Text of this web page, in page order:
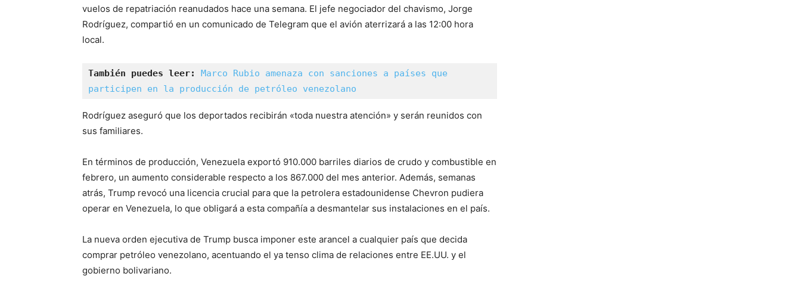
vuelos de repatriación reanudados hace una semana. El jefe negociador del chavismo, Jorge
Rodríguez, compartió en un comunicado de Telegram que el avión aterrizará a las 12:00 hora
local.
También puedes leer:
Marco Rubio amenaza con sanciones a países que
participen en la producción de petróleo venezolano
Rodríguez aseguró que los deportados recibirán «toda nuestra atención» y serán reunidos con
sus familiares.
En términos de producción, Venezuela exportó 910.000 barriles diarios de crudo y combustible en
febrero, un aumento considerable respecto a los 867.000 del mes anterior. Además, semanas
atrás, Trump revocó una licencia crucial para que la petrolera estadounidense Chevron pudiera
operar en Venezuela, lo que obligará a esta compañía a desmantelar sus instalaciones en el país.
La nueva orden ejecutiva de Trump busca imponer este arancel a cualquier país que decida
comprar petróleo venezolano, acentuando el ya tenso clima de relaciones entre EE.UU. y el
gobierno bolivariano.